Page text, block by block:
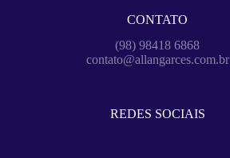
CONTATO
(98) 98418 6868
contato@allangarces.com.br
REDES SOCIAIS